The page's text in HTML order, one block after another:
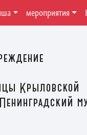
Крыловской
мероприятия